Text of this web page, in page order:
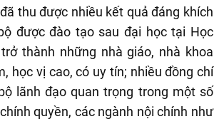
thu được nhiều kết quả đáng khích
được đào tạo sau đại học tại Học
thành những nhà giáo, nhà khoa
học vị cao, có uy tín; nhiều đồng chí
lãnh đạo quan trọng trong một số
quyền, các ngành nội chính như